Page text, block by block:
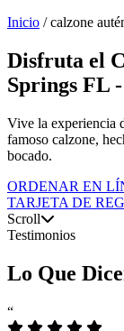
Inicio / calzone
Disfruta el
Springs FL
Vive la experiencia
famoso calzone,
bocado.
ORDENAR EN
TARJETA DE
Scroll
Testimonios
Lo Que
“